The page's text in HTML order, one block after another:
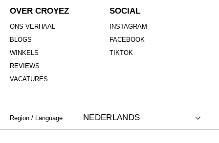
OVER CROYEZ
ONS VERHAAL
BLOGS
WINKELS
REVIEWS
VACATURES
SOCIAL
INSTAGRAM
FACEBOOK
TIKTOK
Region / Language NEDERLANDS